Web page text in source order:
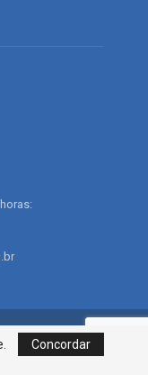
79.2106.8000 - CI
Informações LTDA
Concordar